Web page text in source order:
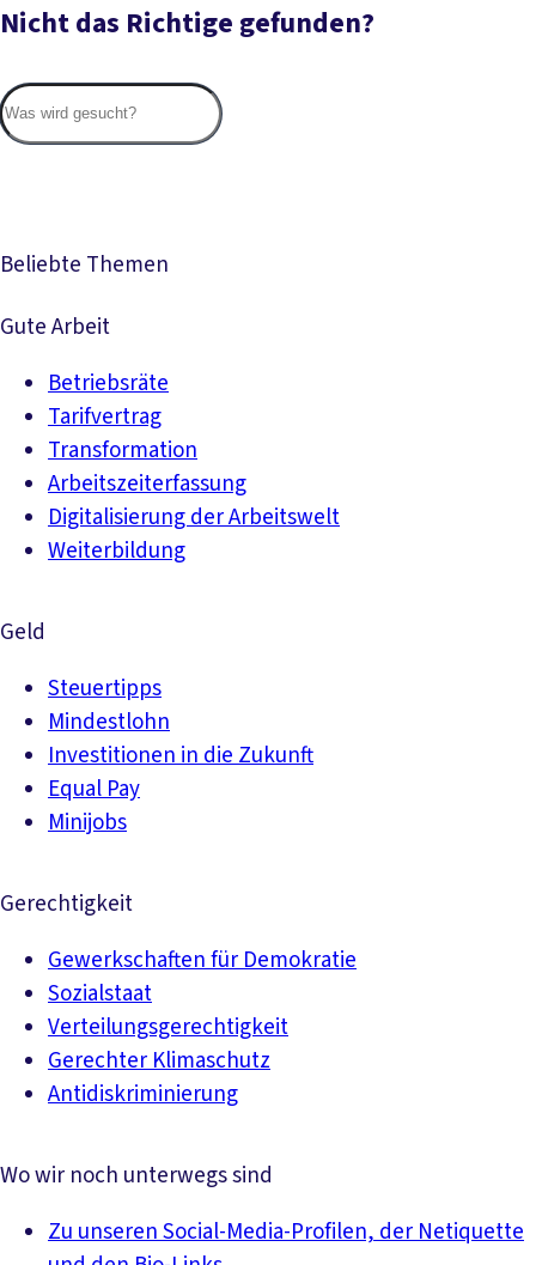
Nicht das Richtige gefunden?
Beliebte Themen
Gute Arbeit
Betriebsräte
Tarifvertrag
Transformation
Arbeitszeiterfassung
Digitalisierung der Arbeitswelt
Weiterbildung
Geld
Steuertipps
Mindestlohn
Investitionen in die Zukunft
Equal Pay
Minijobs
Gerechtigkeit
Gewerkschaften für Demokratie
Sozialstaat
Verteilungsgerechtigkeit
Gerechter Klimaschutz
Antidiskriminierung
Wo wir noch unterwegs sind
Zu unseren Social-Media-Profilen, der Netiquette